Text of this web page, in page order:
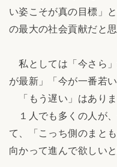
い姿こそが真の目標」
の最大の社会貢献だと思
私としては「今さら
が最新」「今が一番若い
「もう遅い」はありま
１人でも多くの人が
て、「こっち側のまと
向かって進んで欲しい